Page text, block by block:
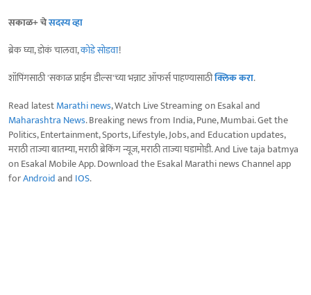
सकाळ+ चेसदस्य व्हा
ब्रेक घ्या, डोकं चालवा,कोडे सोडवा!
शॉपिंगसाठी 'सकाळ प्राईम डील्स'च्या भन्नाट ऑफर्स पाहण्यासाठीक्लिक करा.
Read latestMarathi news, Watch Live Streaming on Esakal and
Maharashtra News. Breaking news from India, Pune, Mumbai. Get the
Politics, Entertainment, Sports, Lifestyle, Jobs, and Education updates,
मराठी ताज्या बातम्या, मराठी ब्रेकिंग न्यूज, मराठी ताज्या घडामोडी. And Live taja batmya
on Esakal Mobile App. Download the Esakal Marathi news Channel app
forAndroidand IOS.